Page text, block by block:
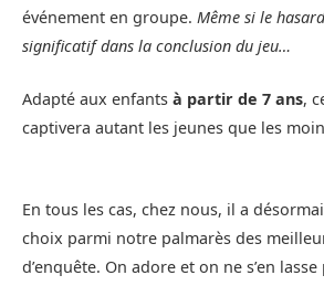
événement en groupe. Même si le
significatif dans la conclusion du jeu…
Adapté aux enfants à partir de 7 ans,
captivera autant les jeunes que les
En tous les cas, chez nous, il a
choix parmi notre palmarès des
d’enquête. On adore et on ne s’en lasse